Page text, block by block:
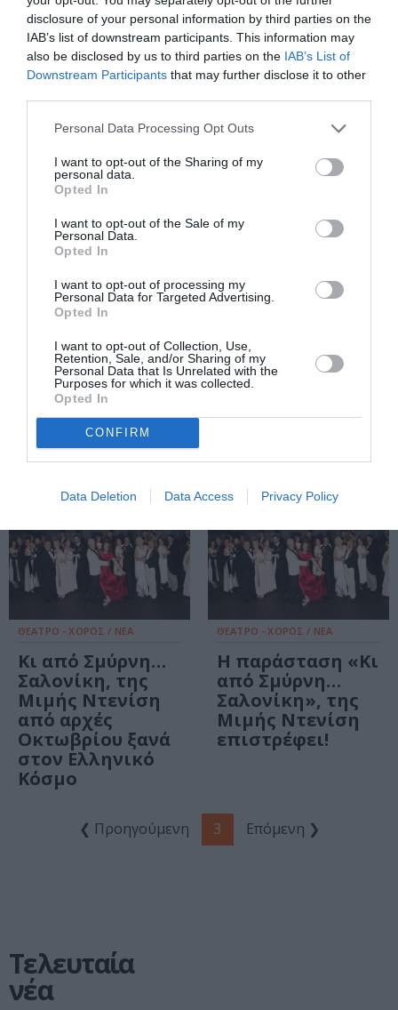
disclosure of your personal information by third parties on the
IAB’s list of downstream participants. This information may
also be disclosed by us to third parties on the IAB’s List of
Downstream Participants that may further disclose it to other
Personal Data Processing Opt Outs
I want to opt-out of the Sharing of my
personal data.
Opted In
I want to opt-out of the Sale of my
Personal Data.
Opted In
I want to opt-out of processing my
Personal Data for Targeted Advertising.
Opted In
I want to opt-out of Collection, Use,
Retention, Sale, and/or Sharing of my
Personal Data that Is Unrelated with the
Purposes for which it was collected.
Opted In
CONFIRM
Data Deletion Data Access Privacy Policy
Αλφαβητούλη
στο Θέατρο
Τεχνόπολις
ΘΕΑΤΡΟ - ΧΟΡΟΣ / ΝΕΑ
Κι από Σμύρνη…
Μίμης Ντενίση
στο Θέατρον του
Ελληνικού
Κόσμου
ΘΕΑΤΡΟ - ΧΟΡΟΣ / ΝΕΑ
Μισά – Μισά, των
Pep Anton Gómez
ΘΕΑΤΡΟ - ΧΟΡΟΣ / ΝΕΑ
Κι από Σμύρνη…
Σαλονίκη, της
Μιμής Ντενίση
από αρχές
Οκτωβρίου ξανά
στον Ελληνικό
Κόσμο
ΘΕΑΤΡΟ - ΧΟΡΟΣ / ΝΕΑ
Η παράσταση «Κι
από Σμύρνη…
Σαλονίκη», της
Μιμής Ντενίση
επιστρέφει!
❮ Προηγούμενη 3 Επόμενη ❯
Τελευταία
νέα